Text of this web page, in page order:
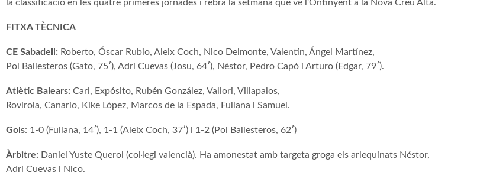
la classificació en les quatre primeres jornades i rebrà la setmana que ve l’Ontinyent a la Nova Creu Alta.
FITXA TÈCNICA
CE Sabadell: Roberto, Óscar Rubio, Aleix Coch, Nico Delmonte, Valentín, Ángel
Martínez,
Pol
Ballesteros (Gato, 75′), Adri Cuevas (Josu, 64′), Néstor, Pedro Capó i Arturo (Edgar, 79′).
Atlètic Balears: Carl, Expósito, Rubén González, Vallori, Villapalos,
Rovirola, Canario, Kike López, Marcos de la Espada, Fullana i Samuel.
Gols: 1-0 (Fullana, 14′), 1-1 (Aleix Coch, 37′) i 1-2 (Pol Ballesteros, 62′)
Àrbitre: Daniel Yuste Querol (col·legi valencià). Ha amonestat amb targeta groga els arlequinats Néstor,
Adri Cuevas i Nico.